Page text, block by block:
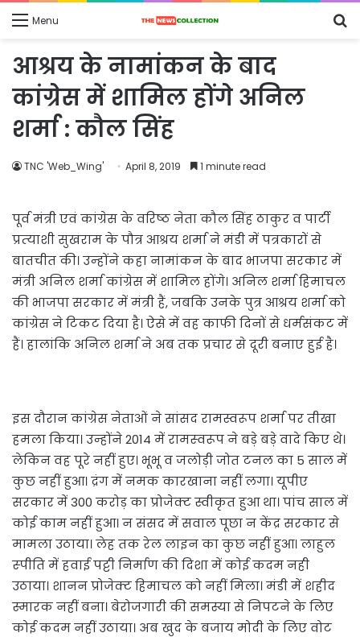
Menu
आश्रय के नामांकन के बाद
कांग्रेस में शामिल होंगे अनिल
शर्मा : कौल सिंह
TNC 'Web_Wing' April 8, 2019 1 minute read
पूर्व मंत्री एवं कांग्रेस के वरिष्‍ठ नेता कौल सिंह ठाकुर व पार्टी
प्रत्‍याशी सुखराम के पौत्र आश्रय शर्मा ने मंडी में पत्रकारों से
बातचीत की। उन्‍होंने कहा नामांकन के बाद भाजपा सरकार में
मंत्री अनिल शर्मा कांग्रेस में शामिल होंगे। अनिल शर्मा हिमाचल
की भाजपा सरकार में मंत्री हैं, जबकि उनके पुत्र आश्रय शर्मा को
कांग्रेस ने टिकट दिया है। ऐसे में वह काफी दिनों से धर्मसंकट में
हैं। हालांकि अनिल शर्मा ने अब तक प्रचार से दूरी बनाए हुई है।
इस दौरान कांग्रेस नेताओं ने सांसद रामस्वरूप शर्मा पर तीखा
हमला किया। उन्‍होंने 2014 में रामस्‍वरूप ने बड़े बड़े वादे किए थे।
लेकिन वह पूरे नहीं हुए। भूभू व जलोड़ी जोत टनल का 5 साल में
कुछ नहीं हुआ। द्रंग में नमक कारखाना नहीं लगा। यूपीए
सरकार में 300 करोड़ का प्रोजेक्ट स्वीकृत हुआ था। पांच साल में
कोई काम नहीं हुआ। न संसद में सवाल पूछा न केंद्र सरकार से
मामला उठाया। लेह तक रेल लाइन का कुछ नहीं हुआ। लाहुल
स्‍पीति में हवाई पट्टी निर्माण की दिशा में कोई कदम नही
उठाया। शानन प्रोजेक्ट हिमाचल को नहीं मिला। मंडी में शहीद
स्मारक नहीं बना। बेरोजगारी की समस्या से निपटने के लिए
कोई कदम नहीं उठाया। अब खुद के बजाय मोदी के लिए वोट